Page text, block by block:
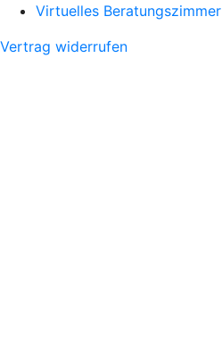
Virtuelles Beratungszimmer
Vertrag widerrufen